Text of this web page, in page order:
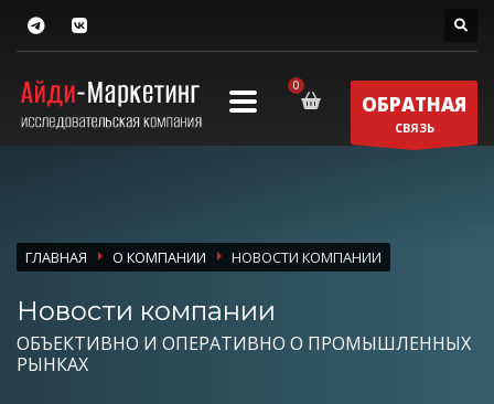
ОБРАТНАЯ
СВЯЗЬ
ГЛАВНАЯ О КОМПАНИИ НОВОСТИ КОМПАНИИ
Новости компании
ОБЪЕКТИВНО И ОПЕРАТИВНО О ПРОМЫШЛЕННЫХ
РЫНКАХ